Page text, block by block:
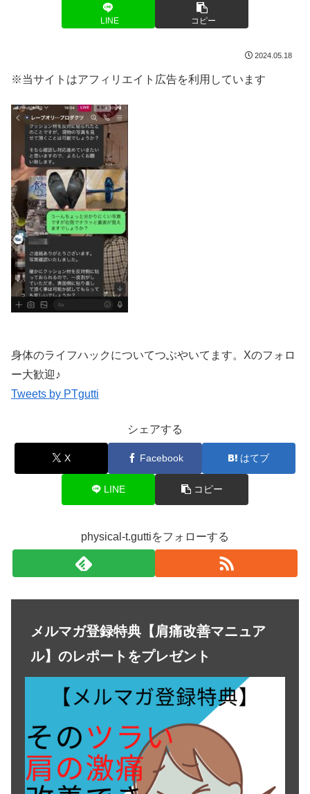
LINE コピー
2024.05.18
※当サイトはアフィリエイト広告を利用しています
身体のライフハックについてつぶやいてます。Xのフォロ
ー大歓迎♪
Tweets by PTgutti
シェアする
X Facebook はてブ
LINE コピー
physical-t.guttiをフォローする
メルマガ登録特典【肩痛改善マニュア
ル】のレポートをプレゼント